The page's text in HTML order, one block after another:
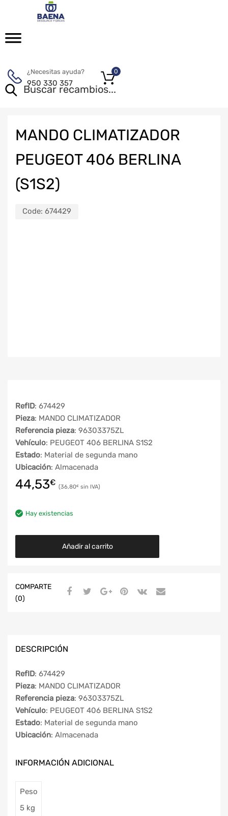
¿Necesitas ayuda?
950 330 357
0
MANDO CLIMATIZADOR
PEUGEOT 406 BERLINA
(S1S2)
Code: 674429
RefID: 674429
Pieza: MANDO CLIMATIZADOR
Referencia pieza: 96303375ZL
Vehículo: PEUGEOT 406 BERLINA S1S2
Estado: Material de segunda mano
Ubicación: Almacenada
44,53€ 36,80€
Hay existencias
Añadir al carrito
COMPARTE
(0)
DESCRIPCIÓN
RefID: 674429
Pieza: MANDO CLIMATIZADOR
Referencia pieza: 96303375ZL
Vehículo: PEUGEOT 406 BERLINA S1S2
Estado: Material de segunda mano
Ubicación: Almacenada
INFORMACIÓN ADICIONAL
Peso
5 kg